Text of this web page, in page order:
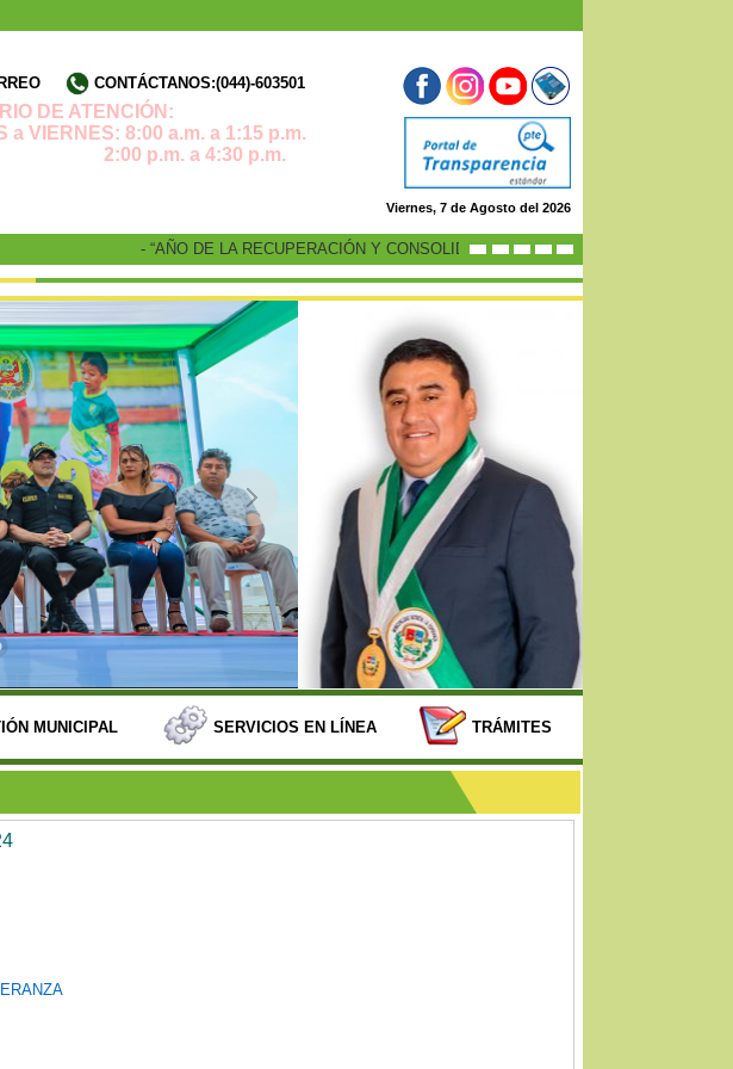
CONTÁCTANOS:(044)-603501
DE ATENCIÓN:
a VIERNES: 8:00 a.m. a 1:15 p.m.
p.m. a 4:30 p.m.
Viernes, 7 de Agosto del 2026
- “AÑO DE LA RECUPERACIÓN Y CONSOLIDACIÓN DE LA ECONOMÍA PERUANA”
MUNICIPAL SERVICIOS EN LÍNEA TRÁMITES